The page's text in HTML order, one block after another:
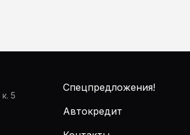
5
Спецпредложения!
Автокредит